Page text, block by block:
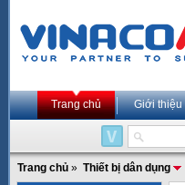
Trang chủ Giới thiệu
Trang chủ » Thiết bị dân dụng